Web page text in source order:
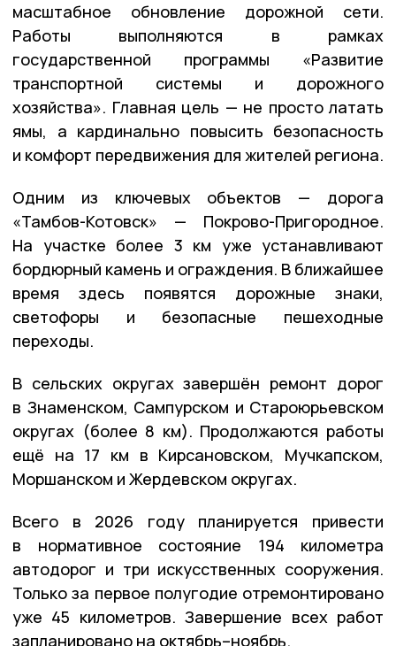
масштабное обновление дорожной сети.
Работы выполняются в рамках
государственной программы «Развитие
транспортной системы и дорожного
хозяйства». Главная цель — не просто латать
ямы, а кардинально повысить безопасность
и комфорт передвижения для жителей региона.
Одним из ключевых объектов — дорога
«Тамбов-Котовск» — Покрово-Пригородное.
На участке более 3 км уже устанавливают
бордюрный камень и ограждения. В ближайшее
время здесь появятся дорожные знаки,
светофоры и безопасные пешеходные
переходы.
В сельских округахзавершён ремонт дорог
в Знаменском, Сампурском и Староюрьевском
округах (более 8 км). Продолжаются работы
ещё на 17 км в Кирсановском, Мучкапском,
Моршанском и Жердевском округах.
Всего в 2026 году планируется привести
в нормативное состояние 194 километра
автодорог и три искусственных сооружения.
Только за первое полугодие отремонтировано
уже 45 километров. Завершение всех работ
запланировано на октябрь–ноябрь.